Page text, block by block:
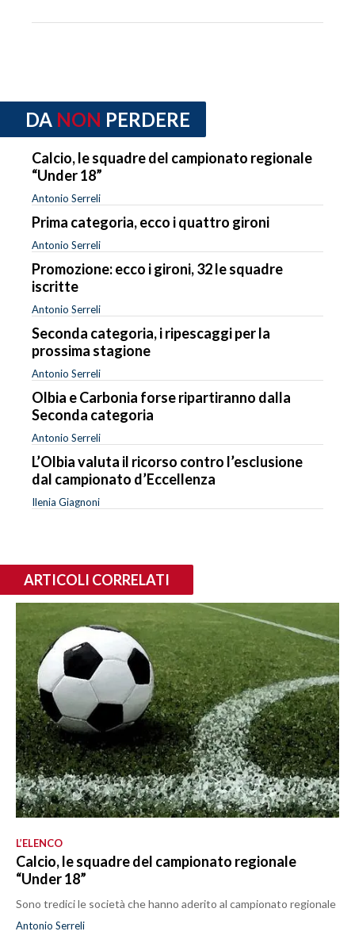
DA NON PERDERE
Calcio, le squadre del campionato regionale
“Under 18”
Antonio Serreli
Prima categoria, ecco i quattro gironi
Antonio Serreli
Promozione: ecco i gironi, 32 le squadre
iscritte
Antonio Serreli
Seconda categoria, i ripescaggi per la
prossima stagione
Antonio Serreli
Olbia e Carbonia forse ripartiranno dalla
Seconda categoria
Antonio Serreli
L’Olbia valuta il ricorso contro l’esclusione
dal campionato d’Eccellenza
Ilenia Giagnoni
ARTICOLI CORRELATI
L’ELENCO
Calcio, le squadre del campionato regionale
“Under 18”
Sono tredici le società che hanno aderito al campionato regionale
Antonio Serreli